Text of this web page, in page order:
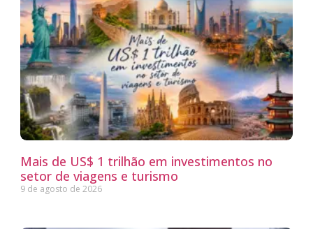
Mais de US$ 1 trilhão em investimentos no
setor de viagens e turismo
9 de agosto de 2026